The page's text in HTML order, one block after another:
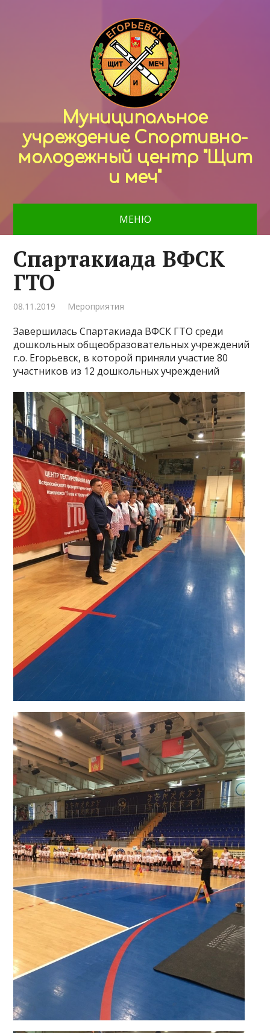
Муниципальное
учреждение Спортивно-
молодежный центр "Щит
и меч"
МЕНЮ
Спартакиада ВФСК
ГТО
08.11.2019 Мероприятия
Завершилась Спартакиада ВФСК ГТО среди
дошкольных общеобразовательных учреждений
г.о. Егорьевск, в которой приняли участие 80
участников из 12 дошкольных учреждений